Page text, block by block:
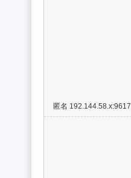
匿名 192.144.58.x:9617